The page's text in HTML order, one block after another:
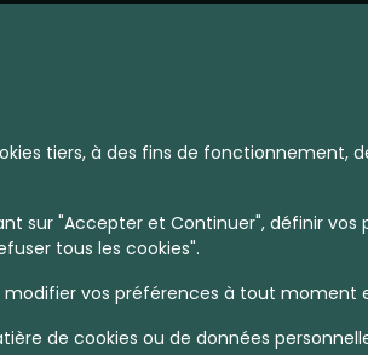
tiers, à des fins de
sur "Accepter et Continuer", définir
tous les cookies".
vos préférences à tout moment
de cookies ou de données